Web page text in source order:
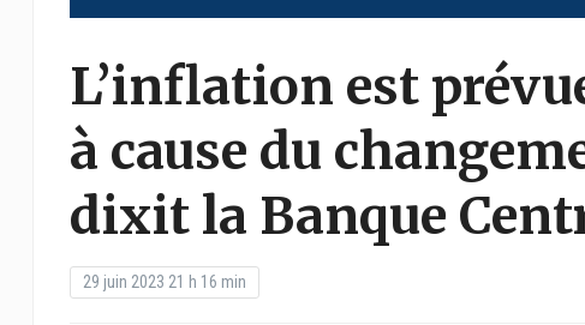
L’inflation est
à cause du
dixit la Banque
29 juin 2023 21 h 16 min